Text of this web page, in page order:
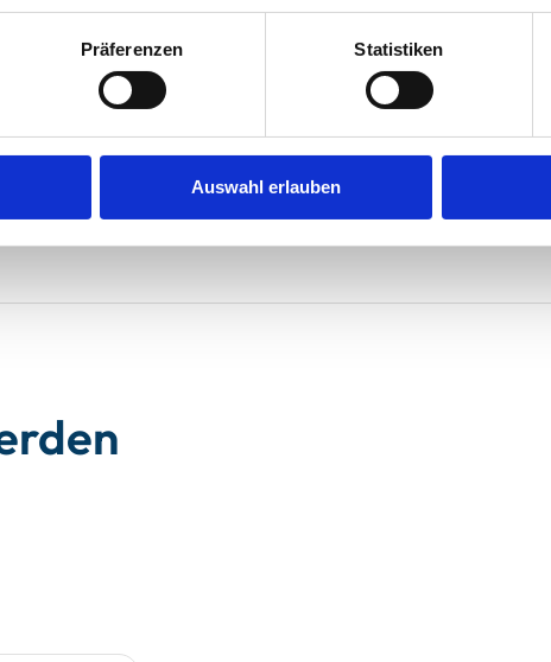
Präferenzen Statistiken
Auswahl erlauben
ist fußläufig zu erreichen, auch Einkaufsmöglichkeiten
Minuten entfernt mit dem Auto zu fahren, wer Ruhe